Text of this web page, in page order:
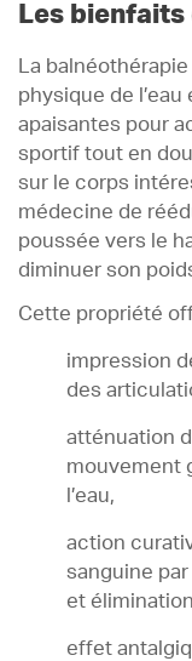
Les
La
physique de
apaisantes pour
sportif tout en
sur le corps
médecine de
poussée vers le
diminuer son
Cette propriété
impression
des
atténuation
mouvement
l’eau,
action
sanguine
et
effet